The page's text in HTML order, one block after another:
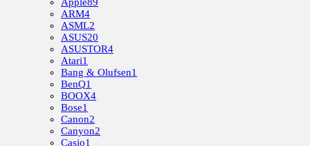
ARM4
ASML2
ASUS20
ASUSTOR4
Atari1
Bang & Olufsen1
BenQ1
BOOX4
Bose1
Canon2
Canyon2
Casio1